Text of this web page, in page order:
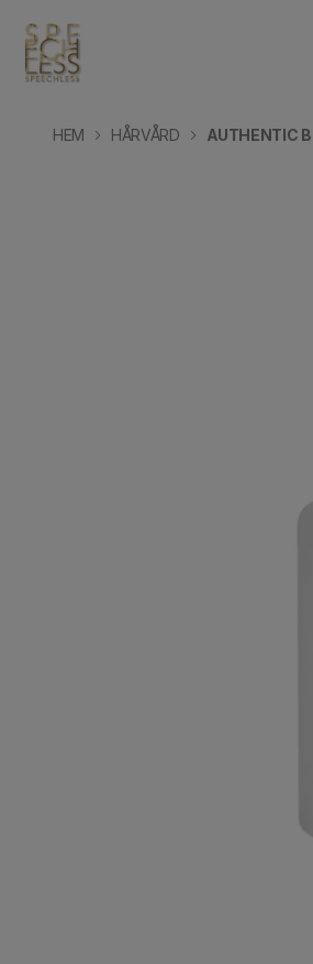
HEM HÅRVÅRD AUTHENTIC